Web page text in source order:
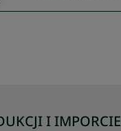
I IMPORCIE